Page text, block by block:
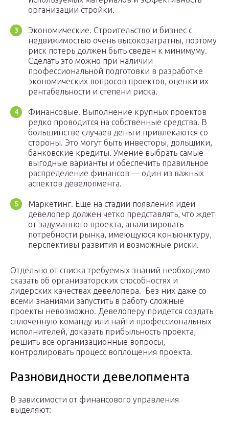
организации стройки.
Экономические. Строительство и бизнес с
недвижимостью очень высокозатратны, поэтому
риск потерь должен быть сведен к минимуму.
Сделать это можно при наличии
профессиональной подготовки в разработке
экономических вопросов проектов, оценки их
рентабельности и степени риска.
Финансовые. Выполнение крупных проектов
редко проводится на собственные средства. В
большинстве случаев деньги привлекаются со
стороны. Это могут быть инвесторы, дольщики,
банковские кредиты. Умение выбрать самые
выгодные варианты и обеспечить правильное
распределение финансов — один из важных
аспектов девелопмента.
Маркетинг. Еще на стадии появления идеи
девелопер должен четко представлять, что ждет
от задуманного проекта, анализировать
потребности рынка, имеющуюся конъюнктуру,
перспективы развития и возможные риски.
Отдельно от списка требуемых знаний необходимо
сказать об организаторских способностях и
лидерских качествах девелопера. Без них даже со
всеми знаниями запустить в работу сложные
проекты невозможно. Девелоперу придется создать
сплоченную команду или найти профессиональных
исполнителей, доказать прибыльность проекта,
решить все организационные вопросы,
контролировать процесс воплощения проекта.
Разновидности девелопмента
В зависимости от финансового управления
выделяют: